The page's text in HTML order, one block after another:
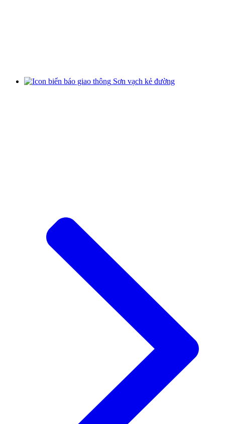
Sơn vạch kẻ đường